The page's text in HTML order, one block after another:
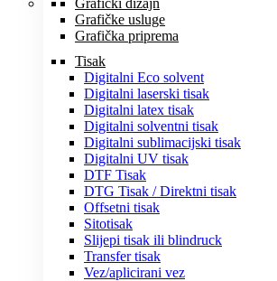
Grafički dizajn
Grafičke usluge
Grafička priprema
Tisak
Digitalni Eco solvent
Digitalni laserski tisak
Digitalni latex tisak
Digitalni solventni tisak
Digitalni sublimacijski tisak
Digitalni UV tisak
DTF Tisak
DTG Tisak / Direktni tisak
Offsetni tisak
Sitotisak
Slijepi tisak ili blindruck
Transfer tisak
Vez/aplicirani vez